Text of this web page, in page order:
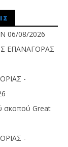
06/08/2026
ΕΠΑΝΑΓΟΡΑΣ
-
σκοπού Great
-